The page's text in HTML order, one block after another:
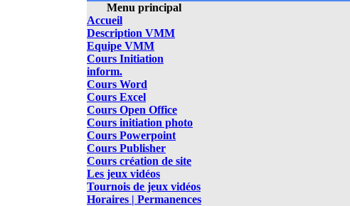
Menu principal
Accueil
Description VMM
Equipe VMM
Cours Initiation
inform.
Cours Word
Cours Excel
Cours Open Office
Cours initiation photo
Cours Powerpoint
Cours Publisher
Cours création de site
Les jeux vidéos
Tournois de jeux vidéos
Horaires | Permanences